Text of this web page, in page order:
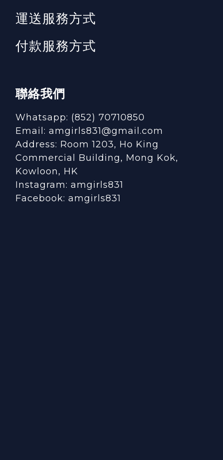
運送服務方式
付款服務方式
聯絡我們
Whatsapp: (852) 70710850
Email: amgirls831@gmail.com
Address: Room 1203, Ho King
Commercial Building, Mong Kok,
Kowloon, HK
Instagram: amgirls831
Facebook: amgirls831